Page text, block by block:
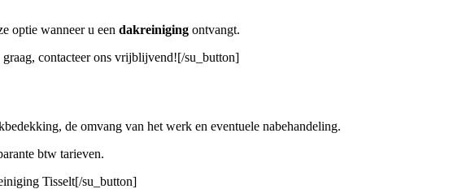
optie wanneer u een dakreiniging ontvangt.
contacteer ons vrijblijvend![/su_button]
de omvang van het werk en eventuele nabehandeling.
btw tarieven.
Tisselt[/su_button]